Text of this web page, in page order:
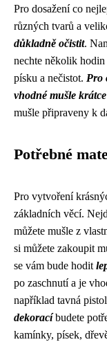
Pro dosažení co
různých tvarů a
důkladně očistit.
nechte několik
písku a nečistot. Pro
vhodné mušle
mušle připraveny k
Potřebné
Pro vytvoření
základních věcí.
můžete mušle z
si můžete zakoupit
se vám bude hodit
po zaschnutí a je
například tavná
dekoracíbudete
kamínky, písek,